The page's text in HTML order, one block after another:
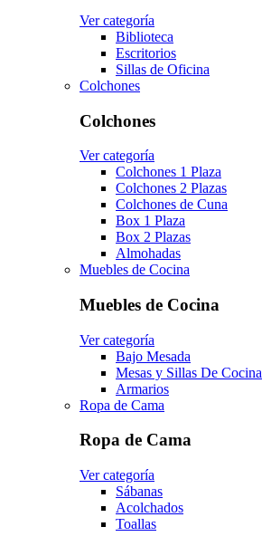
Ver categoría
Biblioteca
Escritorios
Sillas de Oficina
Colchones
Colchones
Ver categoría
Colchones 1 Plaza
Colchones 2 Plazas
Colchones de Cuna
Box 1 Plaza
Box 2 Plazas
Almohadas
Muebles de Cocina
Muebles de Cocina
Ver categoría
Bajo Mesada
Mesas y Sillas De Cocina
Armarios
Ropa de Cama
Ropa de Cama
Ver categoría
Sábanas
Acolchados
Toallas